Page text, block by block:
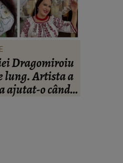
Dragomiroiu
lung. Artista a
ajutat-o când